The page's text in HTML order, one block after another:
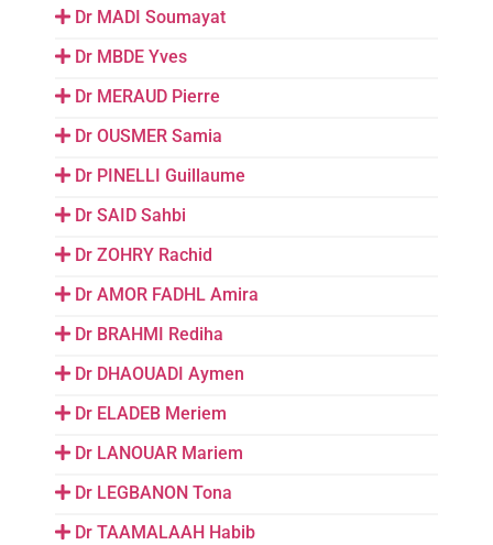
Dr MADI Soumayat
Dr MBDE Yves
Dr MERAUD Pierre
Dr OUSMER Samia
Dr PINELLI Guillaume
Dr SAID Sahbi
Dr ZOHRY Rachid
Dr AMOR FADHL Amira
Dr BRAHMI Rediha
Dr DHAOUADI Aymen
Dr ELADEB Meriem
Dr LANOUAR Mariem
Dr LEGBANON Tona
Dr TAAMALAAH Habib